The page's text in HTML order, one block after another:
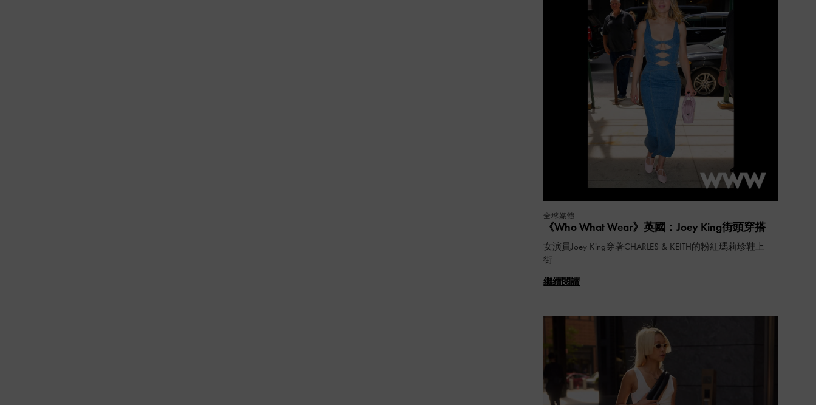
全球媒體
《Who What Wear》英國：Joey King街頭穿搭
女演員Joey King穿著CHARLES & KEITH的粉紅瑪莉珍鞋上
街
繼續閱讀